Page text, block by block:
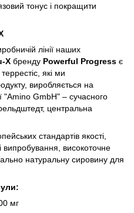
тонус і покращити
лінії наших
X бренду Powerful Progress є
які ми
виробляється на
"Amino GmbH" – сучасного
центральна
стандартів якості,
випробування, високоточне
натуральну сировину для
мг